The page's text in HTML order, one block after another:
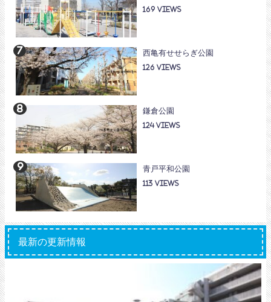
169
西亀有せせらぎ公園
126
鎌倉公園
124
青戸平和公園
113
最新の更新情報